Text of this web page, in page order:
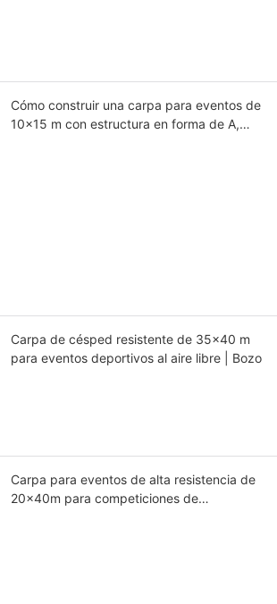
Cómo construir una carpa para eventos de
10x15 m con estructura en forma de A,
Carpa de césped resistente de 35x40 m
para eventos deportivos al aire libre | Bozo
Carpa para eventos de alta resistencia de
20x40m para competiciones de